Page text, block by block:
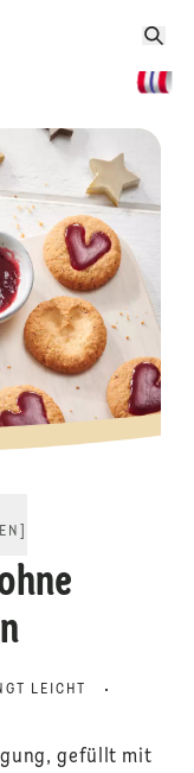
4.6. Click to rate.
LEICHT
gefüllt mit